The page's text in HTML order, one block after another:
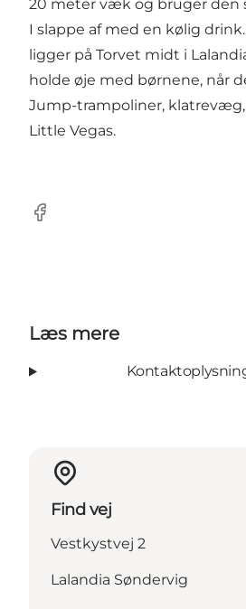
20 meter væk og bruger den
I slappe af med en kølig
ligger på Torvet midt i
holde øje med børnene, når
Jump-trampoliner, klatrevæg,
Little Vegas.
Facebook
Læs mere
Find vej
Vestkystvej 2
Lalandia Søndervig